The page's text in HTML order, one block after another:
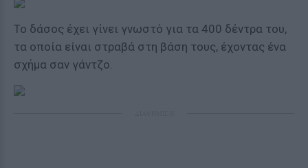
Το δάσος έχει γίνει γνωστό για τα 400 δέντρα του,
τα οποία είναι στραβά στη βάση τους, έχοντας ένα
σχήμα σαν γάντζο.